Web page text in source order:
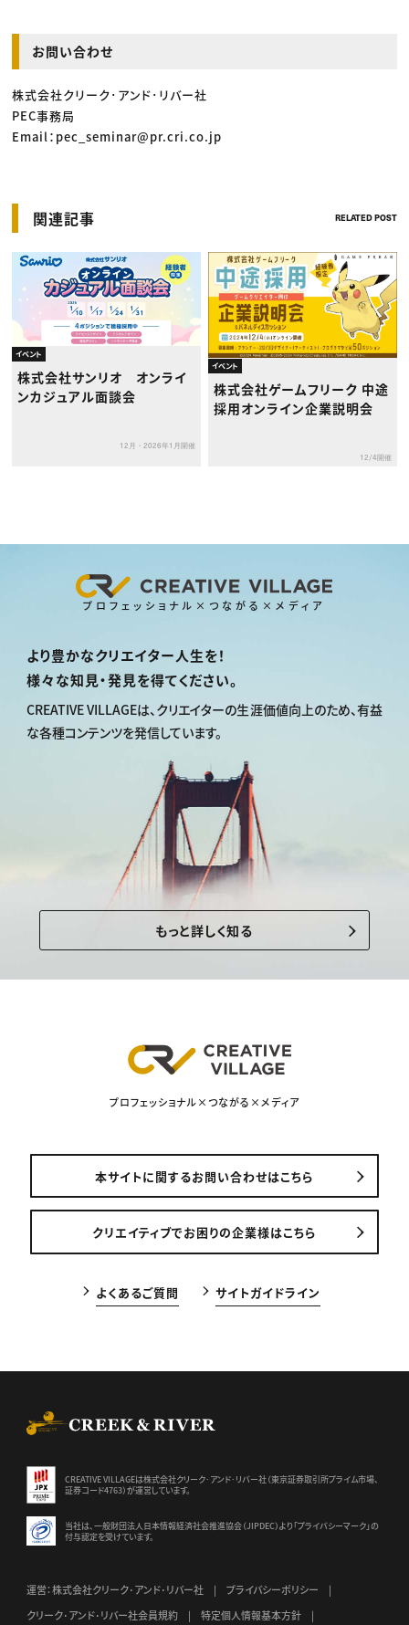
お問い合わせ
株式会社クリーク･アンド･リバー社
PEC事務局
Email：pec_seminar@pr.cri.co.jp
関連記事 RELATED POST
イベント
株式会社サンリオ オンライ
ンカジュアル面談会
12月・2026年1月開催
イベント
株式会社ゲームフリーク 中途
採用オンライン企業説明会
12/4開催
プロフェッショナル×つながる×メディア
より豊かなクリエイター人生を！
様々な知見・発見を得てください。
CREATIVE VILLAGEは、クリエイターの生涯価値向上のため、有益
な各種コンテンツを発信しています。
もっと詳しく知る
プロフェッショナル×つながる×メディア
本サイトに関するお問い合わせはこちら
クリエイティブでお困りの企業様はこちら
よくあるご質問 サイトガイドライン
CREATIVE VILLAGEは株式会社クリーク･アンド･リバー社（東京証券取引所プライム市場、
証券コード4763）が運営しています。
当社は、一般財団法人日本情報経済社会推進協会（JIPDEC）より 「プライバシーマーク」の
付与認定を受けています。
運営：株式会社クリーク･アンド･リバー社
プライバシーポリシー
クリーク･アンド･リバー社会員規約
特定個人情報基本方針